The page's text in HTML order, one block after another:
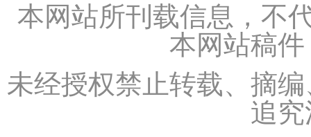
本网站所刊载信息，不
本网站稿
未经授权禁止转载、摘
追